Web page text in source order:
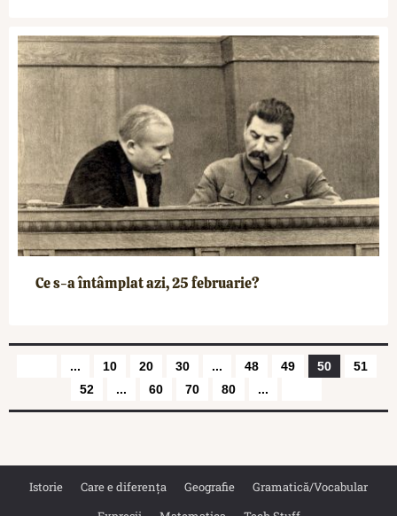
Ce s-a întâmplat azi, 25 februarie?
... 10 20 30 ... 48 49 50
51
52
... 60 70 80 ...
Istorie Care e diferența Geografie
Gramatică/Vocabular